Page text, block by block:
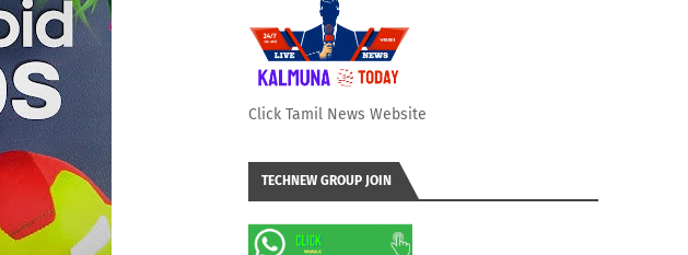
Click Tamil News Website
TECHNEW GROUP JOIN